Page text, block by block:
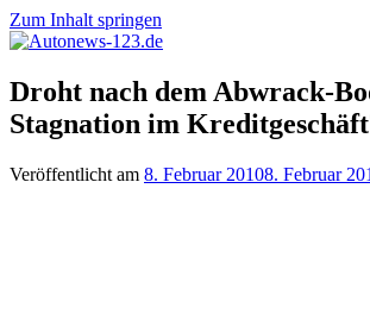
Zum Inhalt springen
Autonews-
123.de
Autonews
mit
Charme
Droht nach dem Abwrack-
Stagnation im
Veröffentlicht am 8. Februar 20108. Februar